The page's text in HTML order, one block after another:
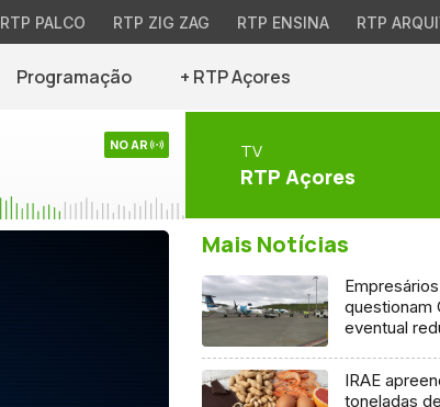
RTP PALCO RTP ZIG ZAG RTP ENSINA RTP
Programação + RTP Açores
NO AR TV
RTP Açores
Mais Notícias
questionam
eventual
IRAE
toneladas